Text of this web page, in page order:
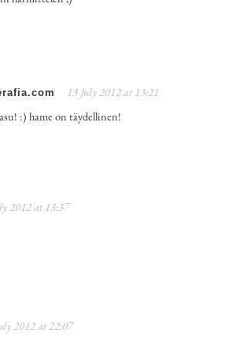
13 July 2012 at 13:21
:) hame on täydellinen!
2012 at 13:37
2012 at 22:07